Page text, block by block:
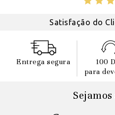
Satisfação do
Entrega segura
100
para